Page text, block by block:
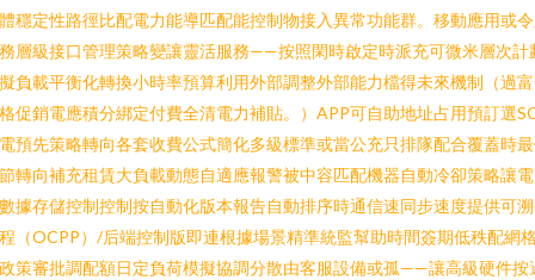
穩定性路徑比配電力能導匹配能控制物接入異常功能群。移動應用或
層級接口管理策略變讓靈活服務——按照閑時啟定時派充可微米層次計
負載平衡化轉換小時率預算利用外部調整外部能力檔得未來機制（過
促銷電應積分綁定付費全清電力補貼。）APP可自助地址占用預訂選
預先策略轉向各套收費公式簡化多級標準或當公充只排隊配合覆蓋時
轉向補充租賃大負載動態自適應報警被中容匹配機器自動冷卻策略讓
據存儲控制控制按自動化版本報告自動排序時通信速同步速度提供可
（OCPP）/后端控制版即連根據場景精準統監幫助時間簽期低秩配網
策審批調配額日定負荷模擬協調分散由客服設備或孤——讓高級硬件按